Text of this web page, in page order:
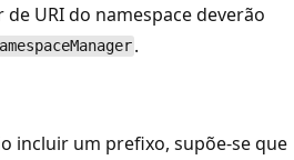
URI do namespace deverão
.
incluir um prefixo, supõe-se que